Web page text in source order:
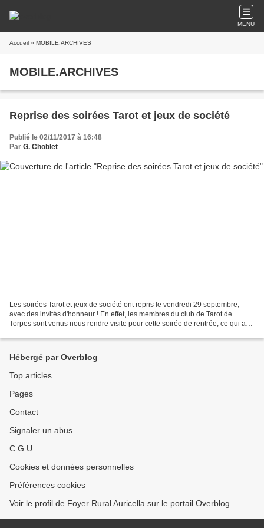
MENU
Accueil » MOBILE.ARCHIVES
MOBILE.ARCHIVES
Reprise des soirées Tarot et jeux de société
Publié le 02/11/2017 à 16:48
Par G. Choblet
Les soirées Tarot et jeux de société ont repris le vendredi 29 septembre,
avec des invités d'honneur ! En effet, les membres du club de Tarot de
Torpes sont venus nous rendre visite pour cette soirée de rentrée, ce qui a
Hébergé par Overblog
Top articles
Pages
Contact
Signaler un abus
C.G.U.
Cookies et données personnelles
Préférences cookies
Voir le profil de Foyer Rural Auricella sur le portail Overblog